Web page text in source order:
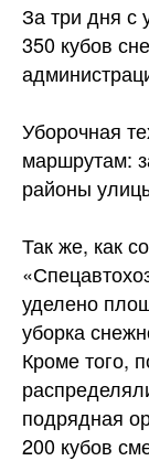
За три дня с
350 кубов
Уборочная
маршрутам:
районы
Так же, как
уделено
уборка
Кроме того,
подрядная
200 кубов